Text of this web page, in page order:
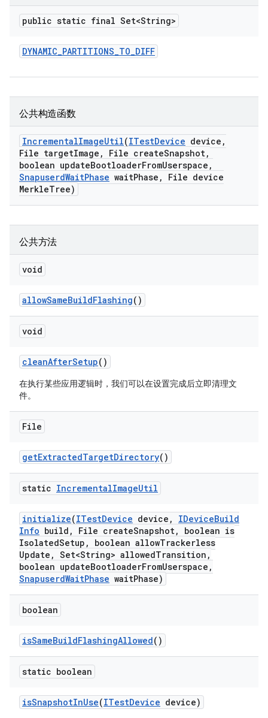
public static final Set<String>
DYNAMIC_PARTITIONS_TO_DIFF
公共构造函数
IncrementalImageUtil(ITestDevice device ,
File targetImage , File createSnapshot,
boolean updateBootloaderFromUserspace ,
SnapuserdWaitPhase waitPhase ,
File device
MerkleTree)
公共方法
void
allowSameBuildFlashing()
void
cleanAfterSetup()
在执行某些应用逻辑时，我们可以在设置完成后立即清理文
件。
File
getExtractedTargetDirectory()
static IncrementalImageUtil
initialize(ITestDevice device , IDeviceBuild
Info build , File createSnapshot,
boolean is
IsolatedSetup , boolean allowTrackerless
Update , Set<String> allowedTransition ,
boolean updateBootloaderFromUserspace ,
SnapuserdWaitPhase waitPhase)
boolean
isSameBuildFlashingAllowed()
static boolean
isSnapshotInUse(ITestDevice device)